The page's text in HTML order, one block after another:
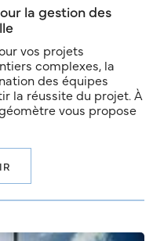
la gestion des
vos projets
complexes, la
des équipes
la réussite du projet. À
vous propose